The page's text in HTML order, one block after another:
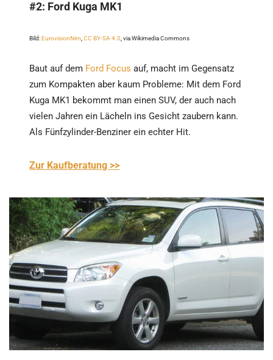
#2: Ford Kuga MK1
Bild:EurovisionNim ,CC BY-SA 4.0 , via Wikimedia Commons
Baut auf dem Ford Focus auf, macht im Gegensatz
zum Kompakten aber kaum Probleme: Mit dem Ford
Kuga MK1 bekommt man einen SUV, der auch nach
vielen Jahren ein Lächeln ins Gesicht zaubern kann.
Als Fünfzylinder-Benziner ein echter Hit.
Zur Kaufberatung >>